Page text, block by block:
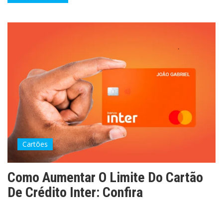
Cartões
Como Aumentar O Limite Do Cartão
De Crédito Inter: Confira